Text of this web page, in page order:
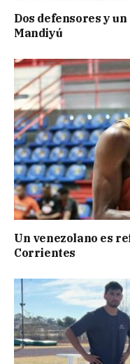
Dos defensores y
Mandiyú
Un venezolano es
Corrientes